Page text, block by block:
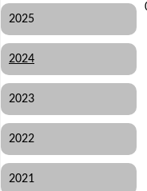
2025
2024
2023
2022
2021